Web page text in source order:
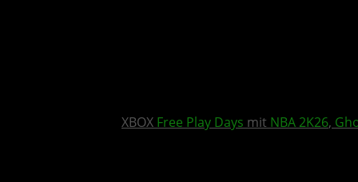
XBOX Free Play Days mit NBA 2K26,